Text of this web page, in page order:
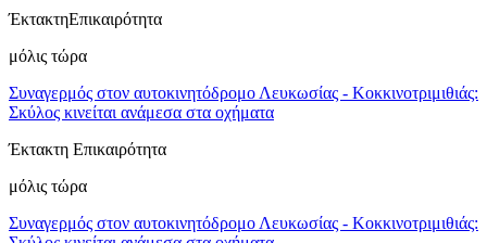
ΈκτακτηΕπικαιρότητα
μόλις τώρα
Συναγερμός στον αυτοκινητόδρομο Λευκωσίας - Κοκκινοτριμιθιάς:
Σκύλος κινείται ανάμεσα στα οχήματα
Έκτακτη Επικαιρότητα
μόλις τώρα
Συναγερμός στον αυτοκινητόδρομο Λευκωσίας - Κοκκινοτριμιθιάς: